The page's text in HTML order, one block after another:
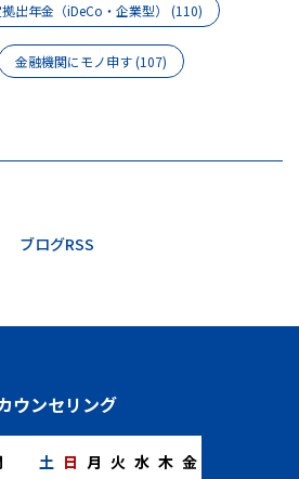
出年金（iDeCo・企業型） (110)
金融機関にモノ申す(107)
ブログRSS
ウンセリング
土 日 月 火 水 木 金